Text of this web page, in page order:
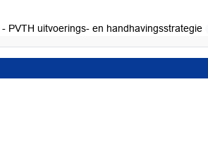
PVTH uitvoerings- en handhavingsstrategie